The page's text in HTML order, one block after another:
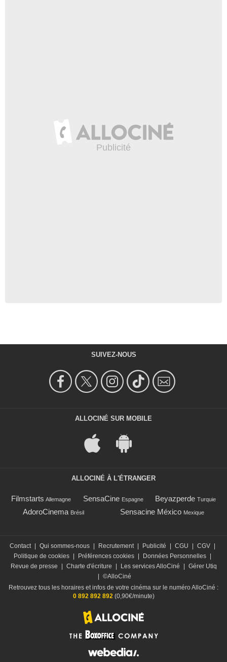
SUIVEZ-NOUS
ALLOCINÉ SUR MOBILE
ALLOCINÉ À L'ÉTRANGER
Filmstarts Allemagne SensaCine Espagne Beyazperde Turquie
AdoroCinema Brésil Sensacine México Mexique
Contact Qui sommes-nous Recrutement Publicité CGU CGV
Politique de cookies
Préférences cookies Données Personnelles
Revue de presse
Charte d'écriture Les services AlloCiné
Gérer Utiq
©AlloCiné
Retrouvez tous les horaires et infos de votre cinéma sur le numéro AlloCiné :
0 892 892 892(0,90€/minute)